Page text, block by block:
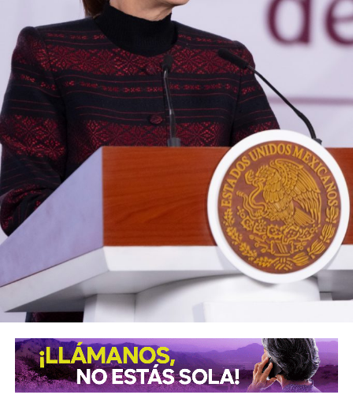
luego de queel gobierno de Estados Unidos frenara
las operaciones de su personal de inspección,
suspendiera la importación del producto y emitiera
una alerta de seguridad para restringir los viajes a la
entidad tras los bloqueos carreteros y la violencia
registrada en días recientes.
También lee:
El Realito: la presa con huellas de Televisa y
Slim